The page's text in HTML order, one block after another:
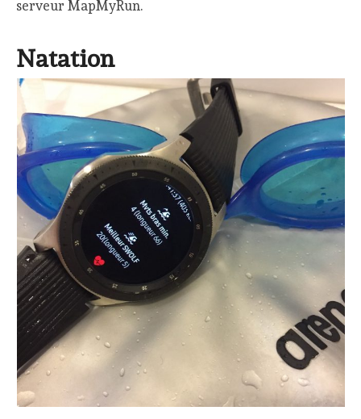
serveur MapMyRun.
Natation